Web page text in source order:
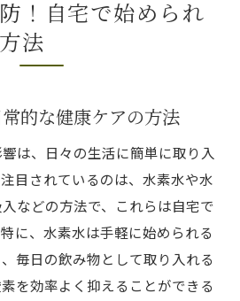
！自宅で始められ
法
的な健康ケアの方法
は、日々の生活に簡単に取り入
目されているのは、水素水や水
などの方法で、これらは自宅で
に、水素水は手軽に始められる
毎日の飲み物として取り入れる
を効率よく抑えることができる